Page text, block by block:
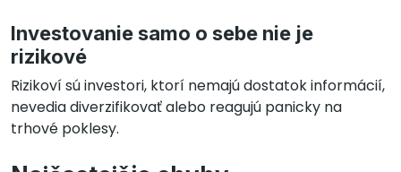
Investovanie samo o sebe nie je
rizikové
Rizikoví sú investori, ktorí nemajú dostatok informácií,
nevedia diverzifikovať alebo reagujú panicky na
trhové poklesy.